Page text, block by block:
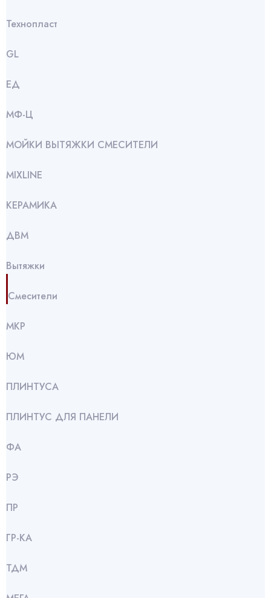
Технопласт
GL
ЕД
МФ-Ц
МОЙКИ ВЫТЯЖКИ СМЕСИТЕЛИ
МIXLINE
КЕРАМИКА
ДВМ
Вытяжки
Смесители
МКР
ЮМ
ПЛИНТУСА
ПЛИНТУС ДЛЯ ПАНЕЛИ
ФА
РЭ
ПР
ГР-КА
ТДМ